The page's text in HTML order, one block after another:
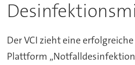
Der VCI zieht eine
Plattform